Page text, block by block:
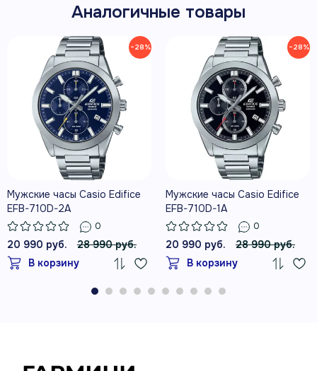
Аналогичные товары
−28%
Мужские часы Casio Edifice
EFB-710D-2A
0
20 990 руб.
28 990 руб.
В корзину
−28%
Мужские часы Casio Edifice
EFB-710D-1A
0
20 990 руб.
28 990 руб.
В корзину